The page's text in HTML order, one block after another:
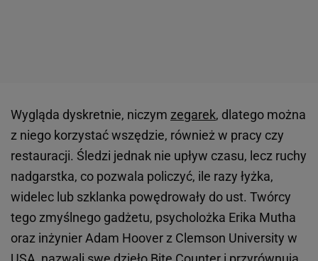
Wygląda dyskretnie, niczym zegarek, dlatego można
z niego korzystać wszędzie, również w pracy czy
restauracji. Śledzi jednak nie upływ czasu, lecz ruchy
nadgarstka, co pozwala policzyć, ile razy łyżka,
widelec lub szklanka powędrowały do ust. Twórcy
tego zmyślnego gadżetu, psycholożka Erika Mutha
oraz inżynier Adam Hoover z Clemson University w